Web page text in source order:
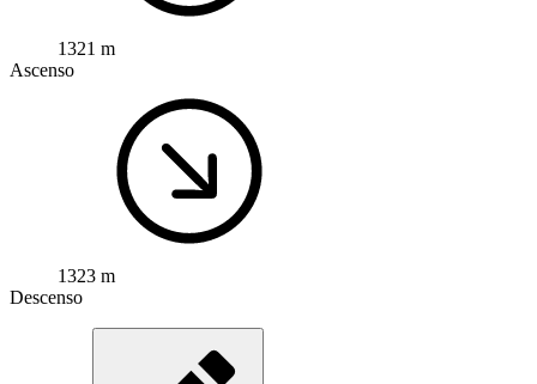
1321 m
Ascenso
1323 m
Descenso